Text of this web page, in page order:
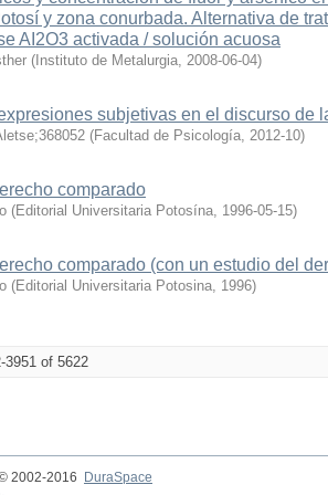
y zona conurbada. Alternativa de
AI2O3 activada / solución acuosa
( Instituto de Metalurgia, 2008-06-04)
subjetivas en el discurso de
(Facultad de Psicología, 2012-10)
comparado
(Editorial Universitaria Potosína, 1996-05-15)
comparado (con un estudio del
(Editorial Universitaria Potosina, 1996)
3951 of 5622
2002-2016
DuraSpace